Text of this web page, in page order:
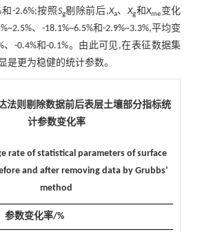
和-2.6%;按照Sg剔除前后,Xa、Xg和Xme变化
、-18.1%~6.5%和-2.9%~3.3%,平均变
、-0.4%和-0.1%。由此可见,在表征数据集
是更为稳健的统计参数。
法则剔除数据前后表层土壤部分指标统
计参数变化率
rate of statistical parameters of surface
and after removing data by Grubbs’
method
参数变化率/%